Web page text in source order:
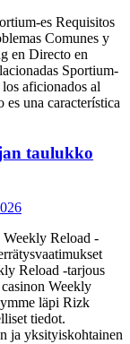
es Requisitos
Comunes y
en Directo en
Sportium-
aficionados al
una característica
taulukko
Reload -
Reload -tarjous
Weekly
läpi Rizk
tiedot.
ja yksityiskohtainen